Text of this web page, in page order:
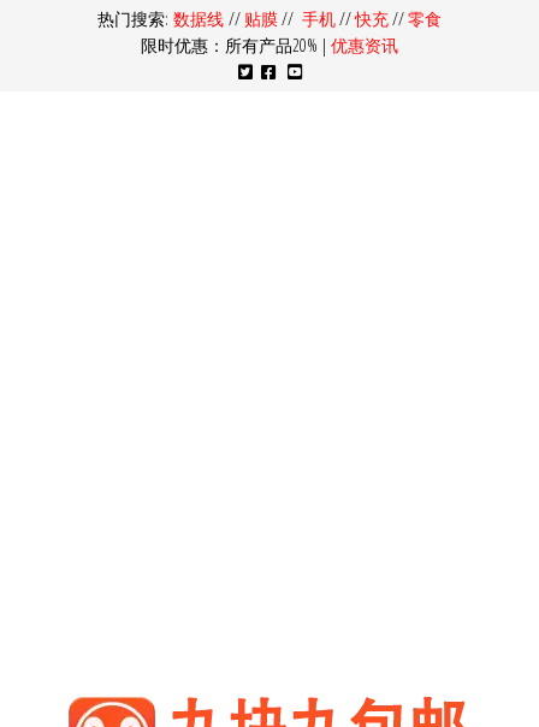
热门搜索: 数据线 // 贴膜// 手机//快充//零食
限时优惠：所有产品20% | 优惠资讯